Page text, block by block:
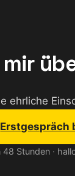
Erstgespräch
Stunden ·